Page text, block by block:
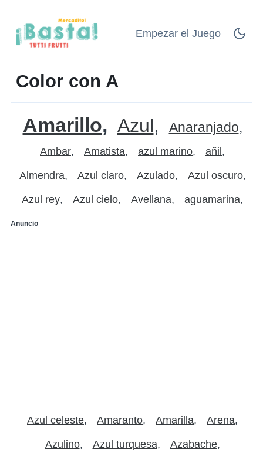
Empezar el Juego
Color con A
Amarillo Azul Anaranjado
Ambar Amatista azul marino añil
Almendra Azul claro Azulado Azul oscuro
Azul rey Azul cielo Avellana aguamarina
Anuncio
Azul celeste Amaranto Amarilla Arena
Azulino Azul turquesa Azabache